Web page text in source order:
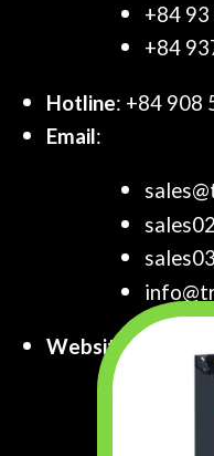
+84
+84
Hotline: +84 908
Email:
Website: